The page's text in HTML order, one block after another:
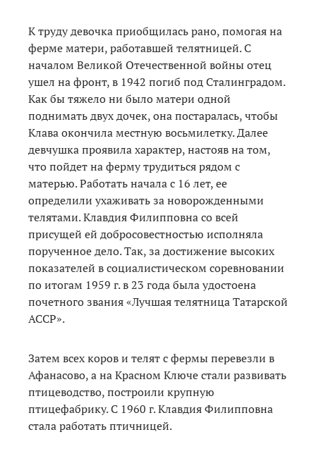
К труду девочка приобщилась рано, помогая на
ферме матери, работавшей телятницей. С
началом Великой Отечественной войны отец
ушел на фронт, в 1942 погиб под Сталинградом.
Как бы тяжело ни было матери одной
поднимать двух дочек, она постаралась, чтобы
Клава окончила местную восьмилетку. Далее
девчушка проявила характер, настояв на том,
что пойдет на ферму трудиться рядом с
матерью. Работать начала с 16 лет, ее
определили ухаживать за новорожденными
телятами. Клавдия Филипповна со всей
присущей ей добросовестностью исполняла
порученное дело. Так, за достижение высоких
показателей в социалистическом соревновании
по итогам 1959 г. в 23 года была удостоена
почетного звания «Лучшая телятница Татарской
АССР».
Затем всех коров и телят с фермы перевезли в
Афанасово, а на Красном Ключе стали развивать
птицеводство, построили крупную
птицефабрику. С 1960 г. Клавдия Филипповна
стала работать птичницей.